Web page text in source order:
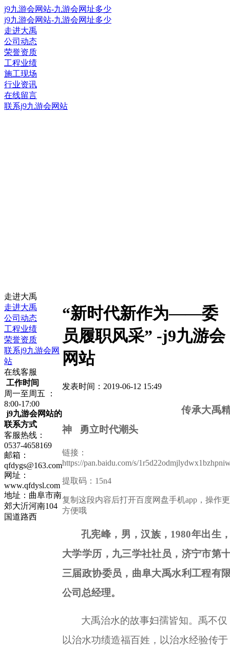
j9九游会网站-九游会网址多少
j9九游会网站-九游会网址多少
走进大禹
公司动态
荣誉资质
工程业绩
施工现场
行业资讯
在线留言
联系j9九游会网站
走进大禹
走进大禹
公司动态
工程业绩
荣誉资质
联系j9九游会网
站
在线客服
工作时间
周一至周五 ：
8:00-17:00
j9九游会网站的
联系方式
客服热线：
0537-4658169
邮箱：
qfdygs@163.com
网址：
www.qfdysl.com
地址：曲阜市南
郊大沂河南104
国道路西
“新时代新作为——委
员履职风采” -j9九游会
网站
发表时间：2019-06-12 15:49
传承大禹
神 勇立时代潮头
链接：
https://pan.baidu.com/s/
提取码：15n4
复制这段内容后打开百度网盘手机app，操作更
方便哦
孔宪峰，男，汉族， 1980年出生
大学学历，九三学社社员，济宁市第
三届政协委员，曲阜大禹水利工程有
公司总经理。
大禹治水的故事妇孺皆知。禹不仅
以治水功绩造福百姓，以治水经验传于